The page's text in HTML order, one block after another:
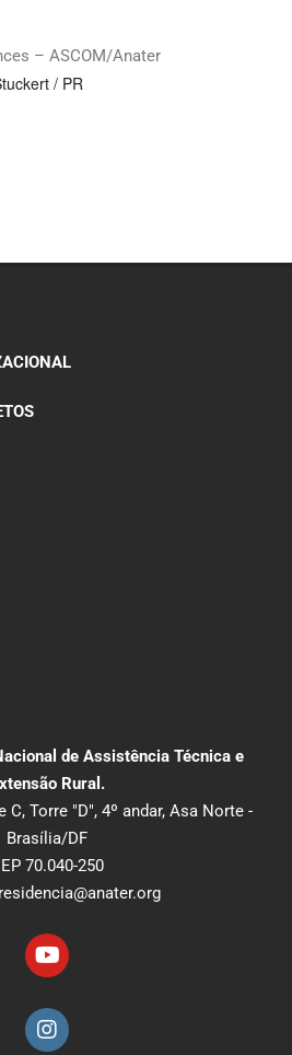
– ASCOM/Anater
/ PR
de Assistência Técnica e
Rural.
C, Torre "D", 4º andar, Asa Norte -
Brasília/DF
70.040-250